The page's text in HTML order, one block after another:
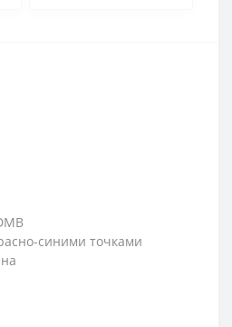
синими точками